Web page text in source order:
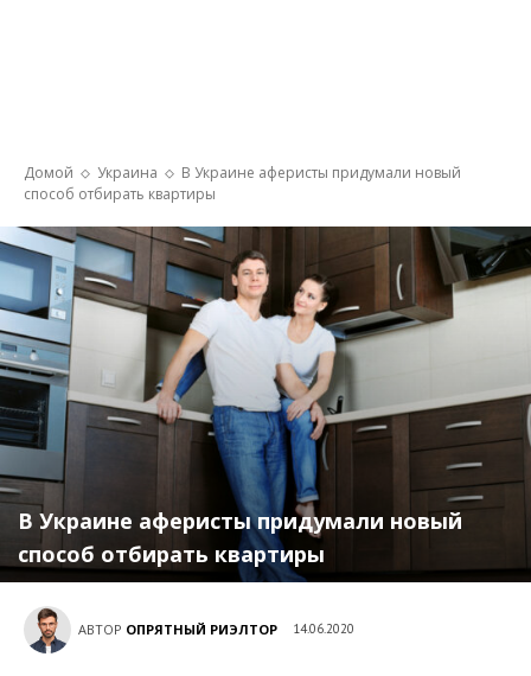
Домой Украина
В Украине аферисты придумали новый
способ отбирать квартиры
В Украине аферисты придумали новый
способ отбирать квартиры
АВТОР ОПРЯТНЫЙ РИЭЛТОР 14.06.2020